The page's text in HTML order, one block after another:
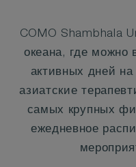
COMO Shambhala
океана, где можно
активных дней
азиатские
самых крупных
ежедневное